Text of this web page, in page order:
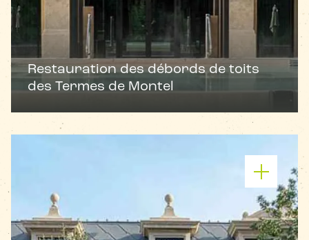
Restauration des débords de toits
des Termes de Montel